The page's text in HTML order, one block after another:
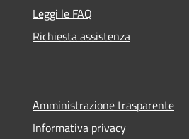
Leggi le FAQ
Richiesta assistenza
Amministrazione trasparente
Informativa privacy